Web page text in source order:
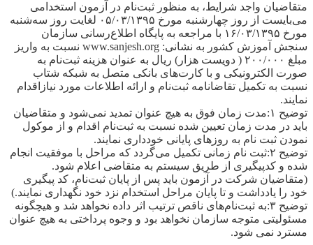
متقاضیان واجد شرایط، به منظور ثبت‌نام در آزمون استخدامی
می‌بایست از روز چهار‌شنبه مورخ ۰۵/۰۳/۱۳۹۵ لغایت روز سه‌شنبه
مورخ ۱۶/۰۳/۱۳۹۵ با مراجعه به پایگاه اطلاع‌رسانی سازمان
سنجش آموزش کشور به نشانی: www.sanjesh.org نسبت به واریز
مبلغ ۲۰۰/۰۰۰ ( دویست هزار) ریال به عنوان هزینه ثبت‌نام به
صورت الکترونیکی و با کارت‌های بانکی متصل به شبکه شتاب
نسبت به تکمیل تقاضانامه ثبت‌نام و ارائه اطلاعات مورد نیازاقدام
نمایند.
توضیح ۱:مدت زمان فوق به هیچ عنوان تمدید نمی‌شود و متقاضیان
باید در مدت زمان تعیین شده نسبت به ثبت‌نام اقدام و از موکول
نمودن ثبت نام به روزهای پایانی خودداری نمایند.
توضیح ۲:ثبت نام زمانی تکمیل می‌گردد که مراحل با موفقیت انجام
شده و کدپیگیری از طریق سیستم به متقاضی اعلام شود.
(متقاضیان شرکت در آزمون باید پس از پایان ثبت‌نام، کد پیگیری
خود را یادداشت و تا پایان مراحل استخدام نزد خود نگهداری نمایند.)
توضیح ۳:به ثبت‌نام‌های ناقص ترتیب اثر داده نخواهد شد و هیچگونه
مسئولیتی متوجه سازمان نخواهد بود و وجوه پرداختی به هیچ عنوان
مسترد نمی شود.